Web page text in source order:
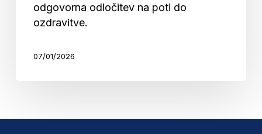
odgovorna odločitev na poti do
ozdravitve.
07/01/2026